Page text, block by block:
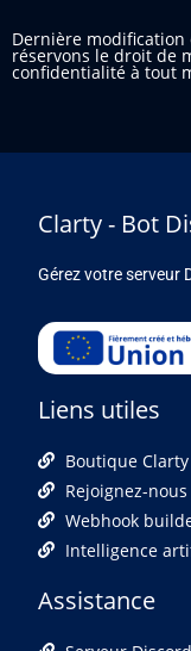
Dernière
réservons le droit de
confidentialité à tout
Clarty - Bot
Gérez votre serveur
Liens utiles
Boutique Clarty
Rejoignez-nous
Webhook
Intelligence
Assistance